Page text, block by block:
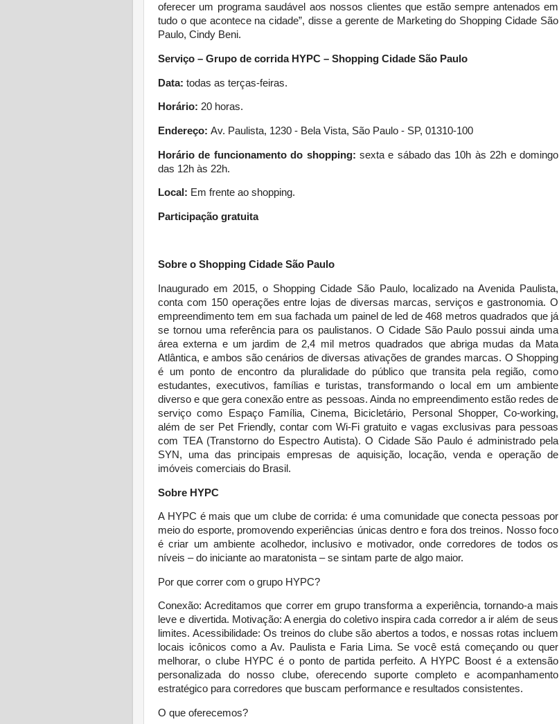
oferecer um programa saudável aos nossos clientes que estão sempre antenados em
tudo o que acontece na cidade”, disse a gerente de Marketing do Shopping Cidade São
Paulo, Cindy Beni.
Serviço – Grupo de corrida HYPC – Shopping Cidade São Paulo
Data: todas as terças-feiras.
Horário: 20 horas.
Endereço: Av. Paulista, 1230 - Bela Vista, São Paulo - SP, 01310-100
Horário de funcionamento do shopping: sexta e sábado das 10h às 22h e domingo
das 12h às 22h.
Local: Em frente ao shopping.
Participação gratuita
Sobre o Shopping Cidade São Paulo
Inaugurado em 2015, o Shopping Cidade São Paulo, localizado na Avenida Paulista,
conta com 150 operações entre lojas de diversas marcas, serviços e gastronomia. O
empreendimento tem em sua fachada um painel de led de 468 metros quadrados que já
se tornou uma referência para os paulistanos. O Cidade São Paulo possui ainda uma
área externa e um jardim de 2,4 mil metros quadrados que abriga mudas da Mata
Atlântica, e ambos são cenários de diversas ativações de grandes marcas. O Shopping
é um ponto de encontro da pluralidade do público que transita pela região, como
estudantes, executivos, famílias e turistas, transformando o local em um ambiente
diverso e que gera conexão entre as pessoas. Ainda no empreendimento estão redes de
serviço como Espaço Família, Cinema, Bicicletário, Personal Shopper, Co-working,
além de ser Pet Friendly, contar com Wi-Fi gratuito e vagas exclusivas para pessoas
com TEA (Transtorno do Espectro Autista). O Cidade São Paulo é administrado pela
SYN, uma das principais empresas de aquisição, locação, venda e operação de
imóveis comerciais do Brasil.
Sobre HYPC
A HYPC é mais que um clube de corrida: é uma comunidade que conecta pessoas por
meio do esporte, promovendo experiências únicas dentro e fora dos treinos. Nosso foco
é criar um ambiente acolhedor, inclusivo e motivador, onde corredores de todos os
níveis – do iniciante ao maratonista – se sintam parte de algo maior.
Por que correr com o grupo HYPC?
Conexão: Acreditamos que correr em grupo transforma a experiência, tornando-a mais
leve e divertida. Motivação: A energia do coletivo inspira cada corredor a ir além de seus
limites. Acessibilidade: Os treinos do clube são abertos a todos, e nossas rotas incluem
locais icônicos como a Av. Paulista e Faria Lima. Se você está começando ou quer
melhorar, o clube HYPC é o ponto de partida perfeito. A HYPC Boost é a extensão
personalizada do nosso clube, oferecendo suporte completo e acompanhamento
estratégico para corredores que buscam performance e resultados consistentes.
O que oferecemos?